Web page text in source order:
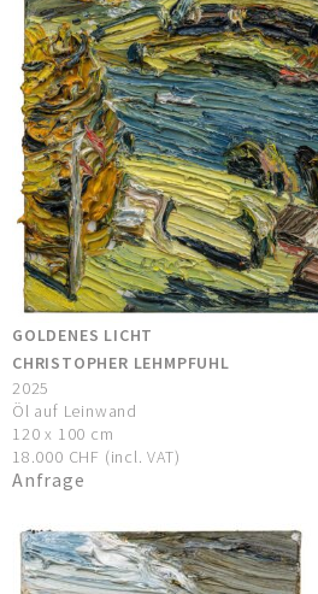
GOLDENES LICHT
CHRISTOPHER LEHMPFUHL
2025
Öl auf Leinwand
120 x 100 cm
18.000 CHF (incl. VAT)
Anfrage